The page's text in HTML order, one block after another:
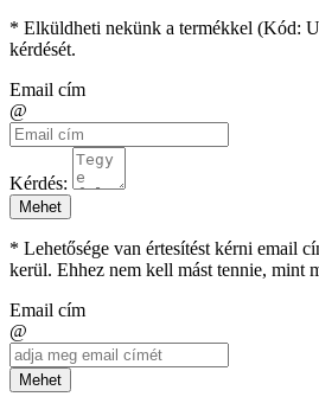
* Elküldheti nekünk a termékkel (Kód:
kérdését.
Email cím
@
Kérdés:
Mehet
* Lehetősége van értesítést kérni email
kerül. Ehhez nem kell mást tennie, mint
Email cím
@
Mehet